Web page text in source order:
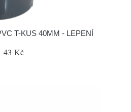
T-KUS 40MM - LEPENÍ
43 Kč